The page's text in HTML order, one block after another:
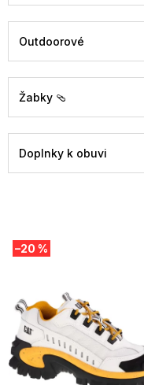
Outdoorové
Žabky 🩴
Doplnky k obuvi
V
ý
r
o
d
–20 %